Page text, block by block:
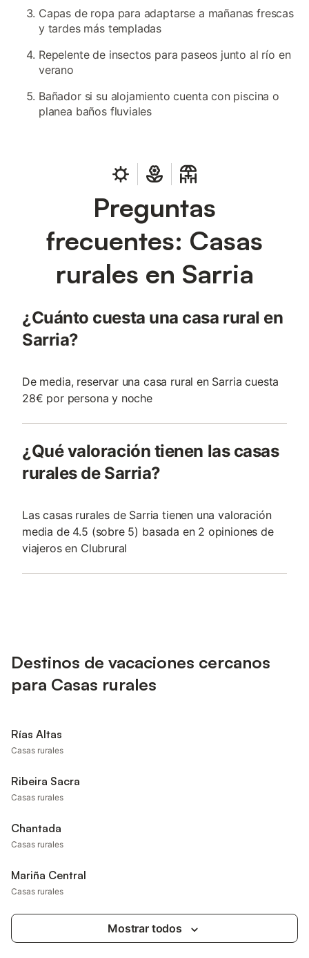
Capas de ropa para adaptarse a mañanas frescas
y tardes más templadas
Repelente de insectos para paseos junto al río en
verano
Bañador si su alojamiento cuenta con piscina o
planea baños fluviales
Preguntas
frecuentes: Casas
rurales en Sarria
¿Cuánto cuesta una casa rural en
Sarria?
De media, reservar una casa rural en Sarria cuesta
28€ por persona y noche
¿Qué valoración tienen las casas
rurales de Sarria?
Las casas rurales de Sarria tienen una valoración
media de 4.5 (sobre 5) basada en 2 opiniones de
viajeros en Clubrural
Destinos de vacaciones cercanos
para Casas rurales
Rías Altas
Casas rurales
Ribeira Sacra
Casas rurales
Chantada
Casas rurales
Mariña Central
Casas rurales
Mostrar todos